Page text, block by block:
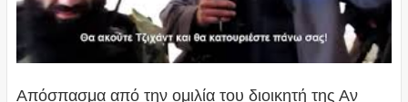
Απόσπασμα από την ομιλία του διοικητή της Αν